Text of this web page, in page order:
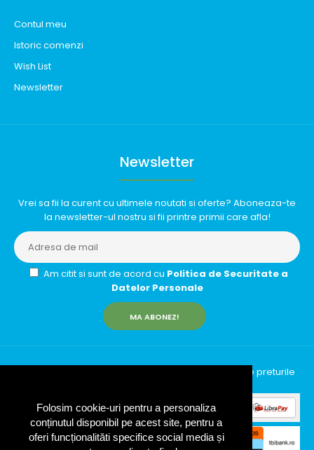
Folosim cookie-uri pentru a personaliza
conținutul disponibil pe acest site, pentru a
oferi funcționalităti specifice social media și
Contul meu
Istoric comenzi
Wish List
Newsletter
Newsletter
Vrei sa fii la curent cu ultimele noutati si oferte? Aboneaza-te
la newsletter-ul nostru si fii printre primii care afla!
Am citit si sunt de acord cu Politica de Securitate a
Datelor Personale
MA ABONEZ!
InfinityRun © 2026 Toate drepturile rezervate | Toate preturile